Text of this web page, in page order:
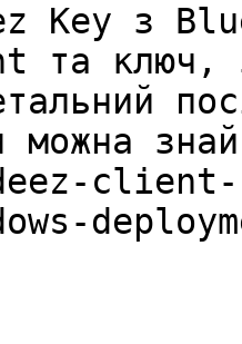
Key з
та ключ,
можна